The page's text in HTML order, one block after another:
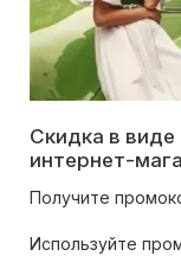
Скидка в
интернет-
Получите
Используйте